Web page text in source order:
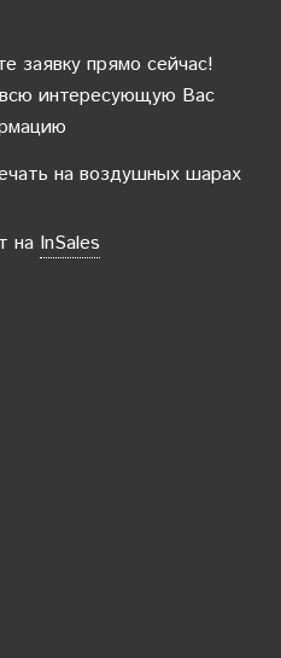
заявку прямо сейчас!
интересующую Вас
на воздушных шарах
на InSales